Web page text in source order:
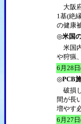
大阪
1基(絶
の健康
◎米国
米国
や狩猟
6月28
◎PCB
破損
間が長
増やす
6月27